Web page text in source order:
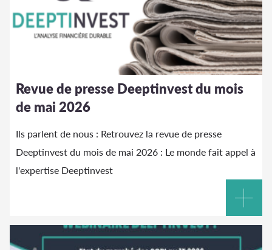
Revue de presse Deeptinvest du mois
de mai 2026
Ils parlent de nous : Retrouvez la revue de presse
Deeptinvest du mois de mai 2026 : Le monde fait appel à
l'expertise Deeptinvest